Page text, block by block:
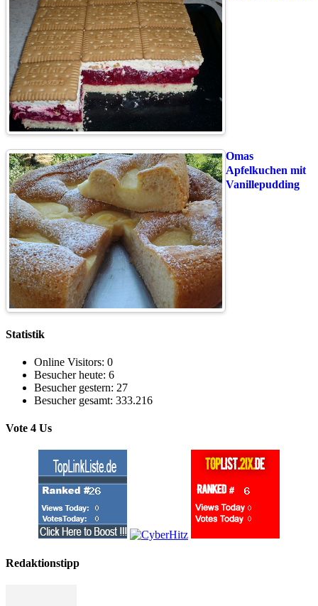
Omas
Apfelkuchen mit
Vanillepudding
Statistik
Online Visitors: 0
Besucher heute: 6
Besucher gestern: 27
Besucher gesamt: 333.216
Vote 4 Us
Redaktionstipp